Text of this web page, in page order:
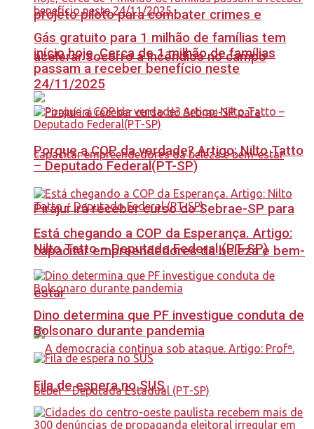
projeto piloto para combater crimes e
acelerar socorro a incêndios no campo
Pirajuí irá receber curso do Sebrae-SP para
capacitar empreendedores da beleza e bem-
estar
Gás gratuito para 1 milhão de famílias tem
início hoje, Cerca de 1 milhão de famílias
passam a receber benefício neste
24/11/2025
Porque a COP da verdade? Artigo: Nilto Tatto
– Deputado Federal(PT-SP)
Está chegando a COP da Esperança. Artigo:
Nilto Tatto – Deputado Federal (PT-SP)
Dino determina que PF investigue conduta de
Bolsonaro durante pandemia
Fila de espera no SUS